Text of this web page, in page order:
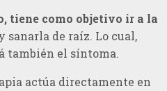
tiene como objetivo ir a la
sanarla de raíz. Lo cual,
también el síntoma.
actúa directamente en